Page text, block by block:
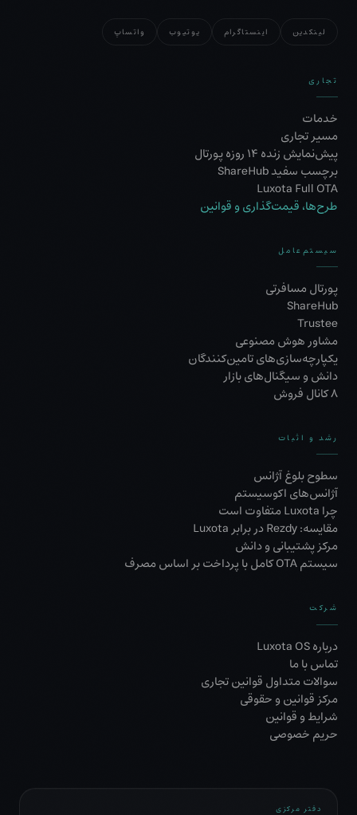
لینکدین اینستاگرام یوتیوب واتساپ
تجاری
خدمات
مسیر تجاری
پیش‌نمایش زنده ۱۴ روزه پورتال
برچسب سفید ShareHub
Luxota Full OTA
طرح‌ها، قیمت‌گذاری و قوانین
سیستم‌عامل
پورتال مسافرتی
ShareHub
Trustee
مشاور هوش مصنوعی
یکپارچه‌سازی‌های تامین‌کنندگان
دانش و سیگنال‌های بازار
۸ کانال فروش
رشد و اثبات
سطوح بلوغ آژانس
آژانس‌های اکوسیستم
چرا Luxota متفاوت است
مقایسه: Rezdy در برابر Luxota
مرکز پشتیبانی و دانش
سیستم OTA کامل با پرداخت بر اساس مصرف
شرکت
درباره Luxota OS
تماس با ما
سوالات متداول قوانین تجاری
مرکز قوانین و حقوقی
شرایط و قوانین
حریم خصوصی
دفتر مرکزی